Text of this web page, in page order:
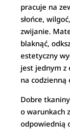
pracuje na
słońce,
zwijanie.
blaknąć,
estetyczny
jest jednym z
na codzienną
Dobre
o warunkach
odpowiednią